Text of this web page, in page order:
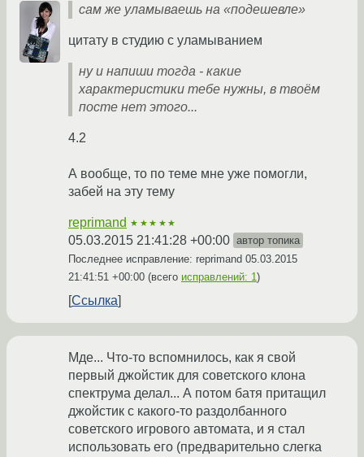
сам же уламываешь на «подешевле»
цитату в студию с уламыванием
ну и напиши тогда - какие
характеристики тебе нужны, в твоём
посте нет этого...
4.2
А вообще, то по теме мне уже помогли,
забей на эту тему
reprimand ★★★★★
05.03.2015 21:41:28 +00:00 автор топика
Последнее исправление: reprimand 05.03.2015
21:41:51 +00:00 (всего исправлений: 1)
Ссылка
Мде... Что-то вспомнилось, как я свой
первый джойстик для советского клона
спектрума делал... А потом батя притащил
джойстик с какого-то раздолбанного
советского игрового автомата, и я стал
использовать его (предварительно слегка